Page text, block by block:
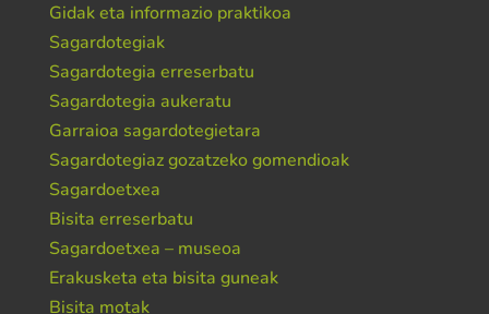
Gidak eta informazio praktikoa
Sagardotegiak
Sagardotegia erreserbatu
Sagardotegia aukeratu
Garraioa sagardotegietara
Sagardotegiaz gozatzeko gomendioak
Sagardoetxea
Bisita erreserbatu
Sagardoetxea – museoa
Erakusketa eta bisita guneak
Bisita motak